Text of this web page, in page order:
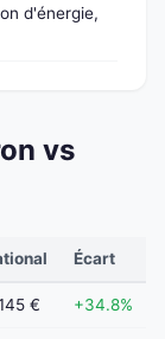
d'énergie,
vs
Écart
€ +34.8%